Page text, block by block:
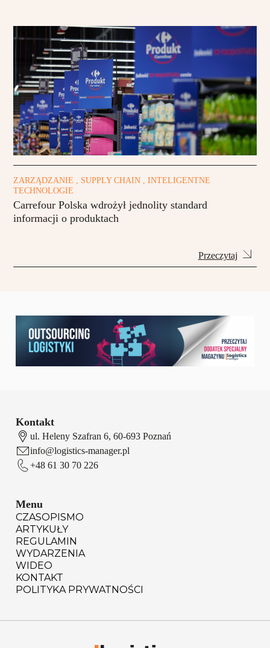
ZARZĄDZANIE , SUPPLY CHAIN , INTELIGENTNE
TECHNOLOGIE
Carrefour Polska wdrożył jednolity standard
informacji o produktach
Przeczytaj
Kontakt
ul. Heleny Szafran 6, 60-693 Poznań
info@logistics-manager.pl
+48 61 30 70 226
Menu
CZASOPISMO
ARTYKUŁY
REGULAMIN
WYDARZENIA
WIDEO
KONTAKT
POLITYKA PRYWATNOŚCI